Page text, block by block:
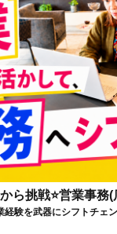
ら挑戦⭐営業事務
経験を武器にシフトチェ